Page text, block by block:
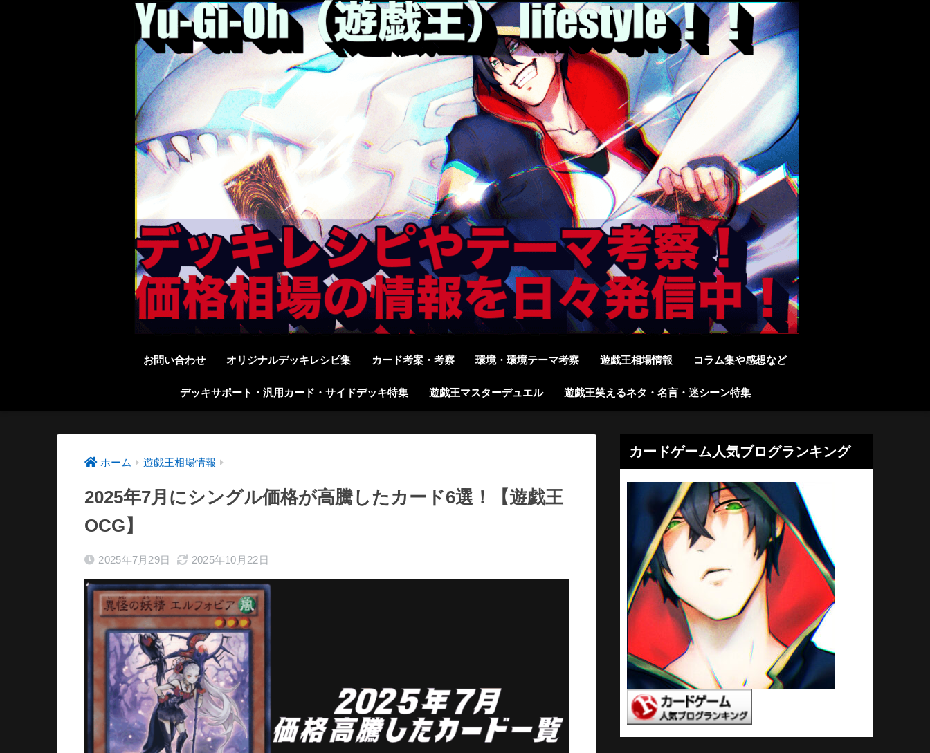
お問い合わせ オリジナルデッキレシピ集 カード考案・考察 環境・環境テーマ考察 遊戯王相場情報 コラム集や感想など
デッキサポート・汎用カード・サイドデッキ特集 遊戯王マスターデュエル 遊戯王笑えるネタ・名言・迷シーン特集
ホーム 遊戯王相場情報
2025年7月にシングル価格が高騰したカード6選！【遊戯王
OCG】
2025年7月29日 2025年10月22日
カードゲーム人気ブログランキング